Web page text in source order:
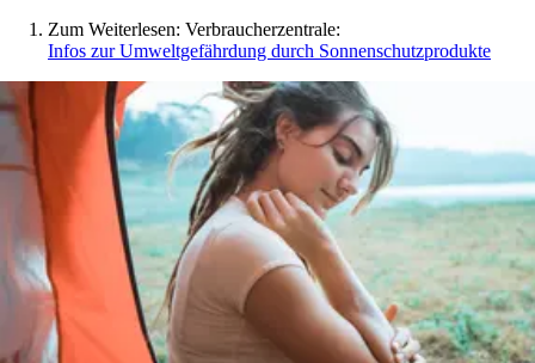
Zum Weiterlesen: Verbraucherzentrale:
Infos zur Umweltgefährdung durch Sonnenschutzprodukte